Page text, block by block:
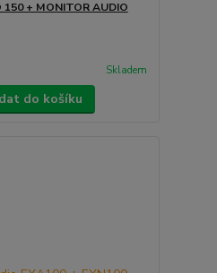
+ MONITOR AUDIO
Skladem
do košíku